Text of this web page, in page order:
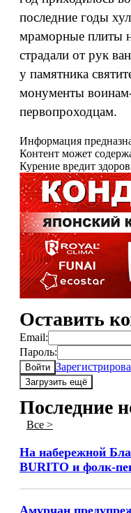
последние годы
мраморные плиты
страдали от рук
у памятника
монументы
первопроходцам.
Информация
Контент может
Курение вредит
Оставить
Email:
Пароль:
Войти
Загрузить ещё
Последние
Все >
На набережной
BURITO и фолк-
Амурчан